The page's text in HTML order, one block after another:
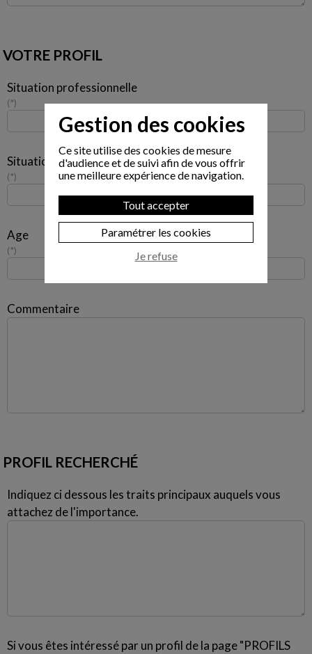
VOTRE PROFIL
Situation professionnelle
*
Situation familiale
*
Age
*
Commentaire
PROFIL RECHERCHÉ
Indiquez ci dessous les traits principaux auquels vous
attachez de l'importance.
Si vous êtes intéressé par un profil de la page "PROFILS
Gestion des cookies
Ce site utilise des cookies de mesure
d'audience et de suivi afin de vous offrir
une meilleure expérience de navigation.
Tout accepter
Paramétrer les cookies
Je refuse